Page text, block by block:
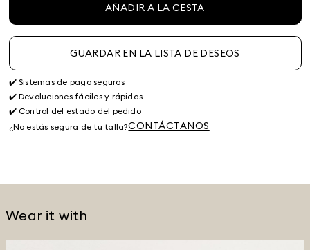
AÑADIR A LA CESTA
GUARDAR EN LA LISTA DE DESEOS
✔️ Sistemas de pago seguros
✔️ Devoluciones fáciles y rápidas
✔️ Control del estado del pedido
¿No estás segura de tu talla?CONTÁCTANOS
Wear it with